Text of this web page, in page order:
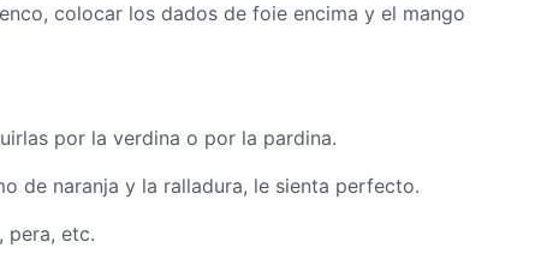
colocar los dados de foie encima y el mango
por la verdina o por la pardina.
de naranja y la ralladura, le sienta perfecto.
pera, etc.